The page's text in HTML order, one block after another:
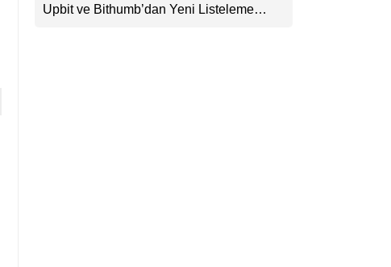
Upbit ve Bithumb’dan Yeni Listeleme